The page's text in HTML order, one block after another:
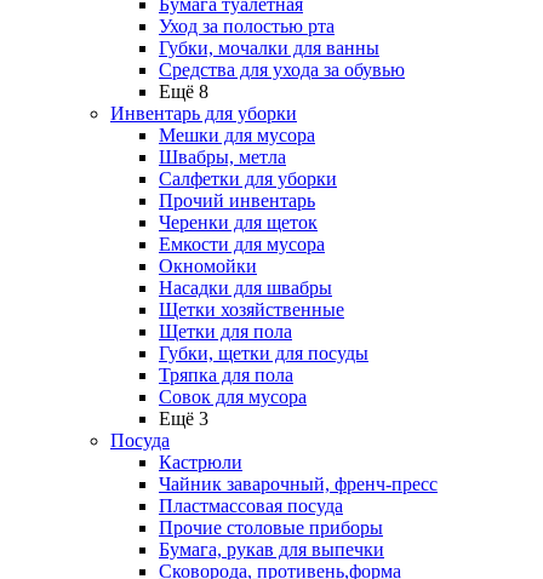
Бумага туалетная
Уход за полостью рта
Губки, мочалки для ванны
Средства для ухода за обувью
Ещё 8
Инвентарь для уборки
Мешки для мусора
Швабры, метла
Салфетки для уборки
Прочий инвентарь
Черенки для щеток
Емкости для мусора
Окномойки
Насадки для швабры
Щетки хозяйственные
Щетки для пола
Губки, щетки для посуды
Тряпка для пола
Совок для мусора
Ещё 3
Посуда
Кастрюли
Чайник заварочный, френч-пресс
Пластмассовая посуда
Прочие столовые приборы
Бумага, рукав для выпечки
Сковорода, противень,форма